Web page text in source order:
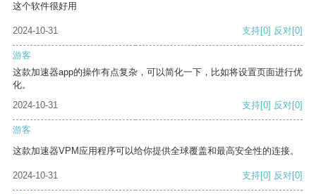
这个软件很好用
2024-10-31 支持[0] 反对[0]
游客
这款加速器app的操作有点复杂，可以简化一下，比如将设置页面进行优
化。
2024-10-31
支持[0] 反对[0]
游客
这款加速器VPM应用程序可以给你提供全球覆盖和最高安全性的连接。
2024-10-31 支持[0] 反对[0]